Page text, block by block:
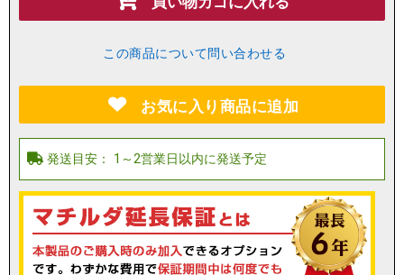
この商品について問い合わせる
お気に入り商品に追加